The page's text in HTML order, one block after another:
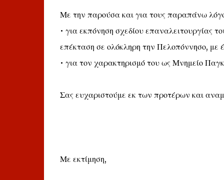
Με την παρούσα και για τους παραπάνω
• για εκπόνηση σχεδίου επαναλειτουργίας
επέκταση σε ολόκληρη την Πελοπόννησο, με
• για τον χαρακτηρισμό του ως Μνημείο
Σας ευχαριστούμε εκ των προτέρων και
Με εκτίμηση,